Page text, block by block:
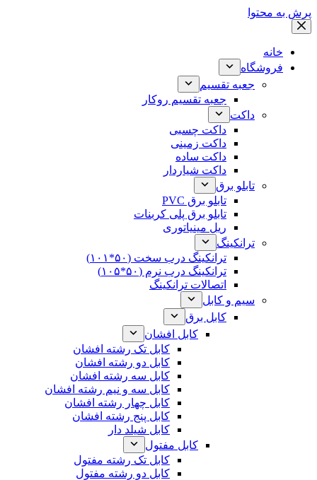
پرش به محتوا
خانه
فروشگاه
جعبه تقسیم
جعبه تقسیم روکار
داکت
داکت چسبی
داکت زمینی
داکت ساده
داکت شیاردار
تابلو برق
تابلو برق PVC
تابلو برق پلی کربنات
ریل مینیاتوری
ترانکینگ
ترانکینگ درب سخت (۵۰*۱۰۱)
ترانکینگ درب نرم (۵۰*۱۰۵)
اتصالات ترانکینگ
سیم و کابل
کابل برق
کابل افشان
کابل تک رشته افشان
کابل دو رشته افشان
کابل سه رشته افشان
کابل سه و نیم رشته افشان
کابل چهار رشته افشان
کابل پنج رشته افشان
کابل شیلد دار
کابل مفتول
کابل تک رشته مفتول
کابل دو رشته مفتول